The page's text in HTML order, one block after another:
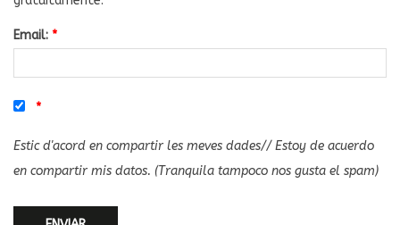
Email: *
*
Estic d'acord en compartir les meves dades// Estoy de acuerdo
en compartir mis datos. (Tranquila tampoco nos gusta el spam)